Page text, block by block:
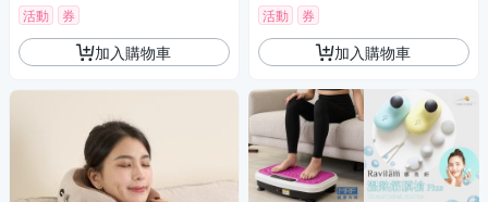
活動 券
加入購物車
活動 券
加入購物車